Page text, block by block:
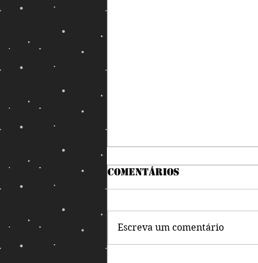
Comentários
Escreva um comentário